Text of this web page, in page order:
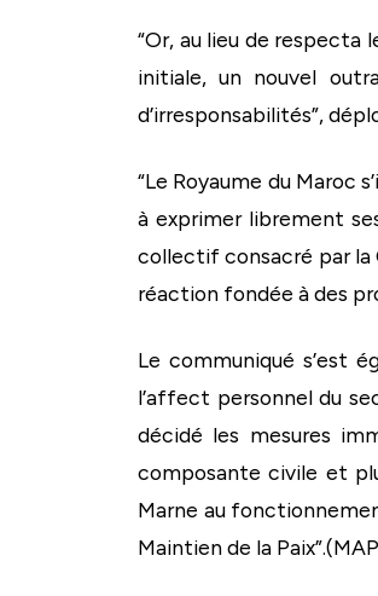
“Or, au lieu de respecta
initiale, un nouvel
d’irresponsabilités”,
“Le Royaume du Maroc
à exprimer librement
collectif consacré par la
réaction fondée à des
Le communiqué s’est
l’affect personnel du
décidé les mesures
composante civile et
Marne au
Maintien de la